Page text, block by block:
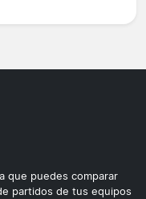
que puedes comparar
partidos de tus equipos